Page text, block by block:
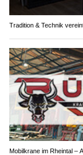
Tradition & Technik
Mobilkrane im Rheintal –